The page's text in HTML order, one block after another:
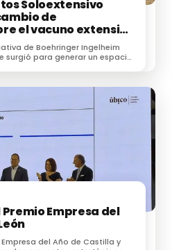
Soloextensivo
de
el vacuno extensivo
de Boehringer Ingelheim
surgió para generar un espacio
Premio Empresa del
del Año de Castilla y